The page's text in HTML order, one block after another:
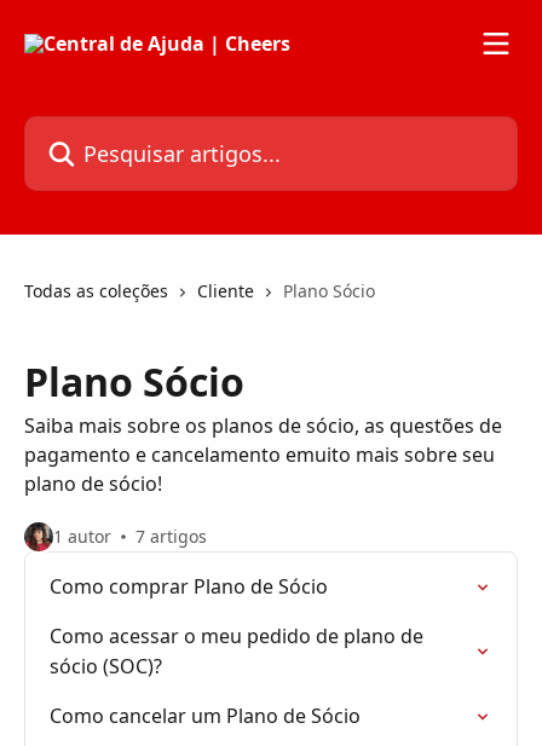
Pesquisar artigos...
Todas as coleções Cliente Plano Sócio
Plano Sócio
Saiba mais sobre os planos de sócio, as questões de
pagamento e cancelamento emuito mais sobre seu
plano de sócio!
1 autor 7 artigos
Como comprar Plano de Sócio
Como acessar o meu pedido de plano de
sócio (SOC)?
Como cancelar um Plano de Sócio